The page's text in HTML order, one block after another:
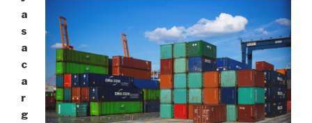
a
s
a
c
a
r
g